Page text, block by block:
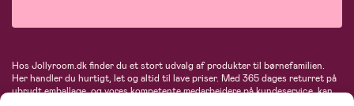
Hos Jollyroom.dk finder du et stort udvalg af produkter til børnefamilien.
Her handler du hurtigt, let og altid til lave priser. Med 365 dages returret på
ubrudt emballage, og vores kompetente medarbejdere på kundeservice, kan